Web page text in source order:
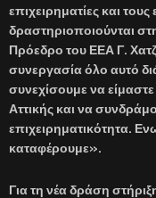
επιχειρηματίες και
δραστηριοποιούνται
Πρόεδρο του ΕΕΑ Γ.
συνεργασία όλο αυτό
συνεχίσουμε να
Αττικής και να
επιχειρηματικότητα.
καταφέρουμε».
Για τη νέα δράση